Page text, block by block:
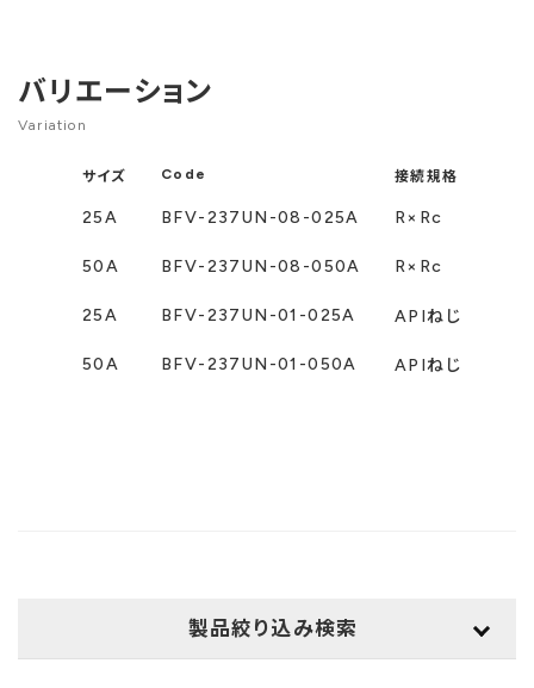
バリエーション
Variation
サイズ Code 接続規格
25A BFV-237UN-08-025A R×Rc
50A BFV-237UN-08-050A R×Rc
25A BFV-237UN-01-025A APIねじ
50A BFV-237UN-01-050A APIねじ
製品絞り込み検索